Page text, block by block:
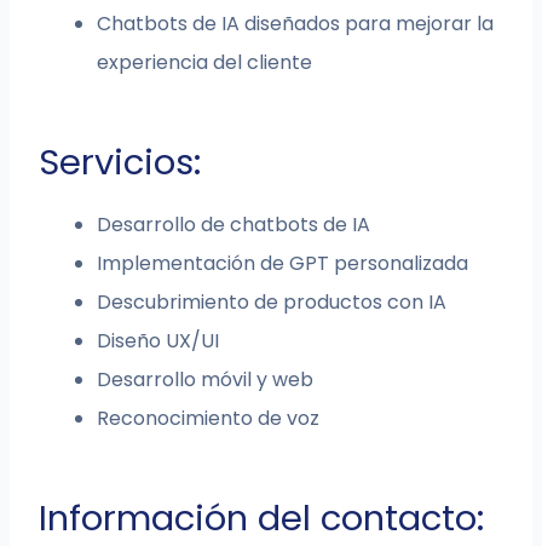
Chatbots de IA diseñados para mejorar la
experiencia del cliente
Servicios:
Desarrollo de chatbots de IA
Implementación de GPT personalizada
Descubrimiento de productos con IA
Diseño UX/UI
Desarrollo móvil y web
Reconocimiento de voz
Información del contacto: